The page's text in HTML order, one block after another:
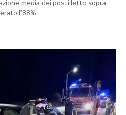
media dei posti letto sopra
l’88%